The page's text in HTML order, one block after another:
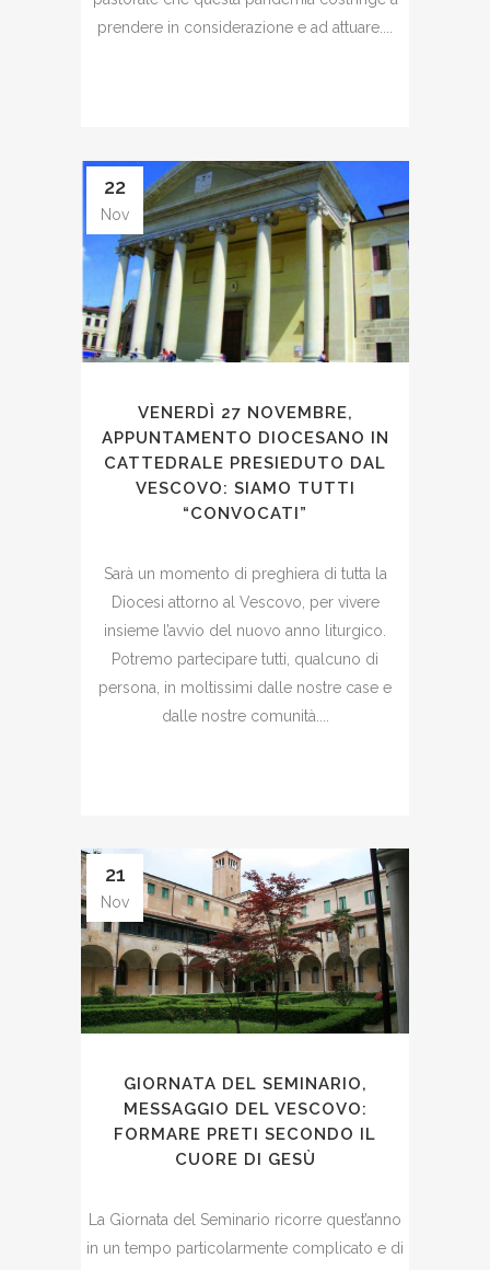
prendere in considerazione e ad attuare....
22
Nov
VENERDÌ 27 NOVEMBRE,
APPUNTAMENTO DIOCESANO IN
CATTEDRALE PRESIEDUTO DAL
VESCOVO: SIAMO TUTTI
“CONVOCATI”
Sarà un momento di preghiera di tutta la
Diocesi attorno al Vescovo, per vivere
insieme l’avvio del nuovo anno liturgico.
Potremo partecipare tutti, qualcuno di
persona, in moltissimi dalle nostre case e
dalle nostre comunità....
21
Nov
GIORNATA DEL SEMINARIO,
MESSAGGIO DEL VESCOVO:
FORMARE PRETI SECONDO IL
CUORE DI GESÙ
La Giornata del Seminario ricorre quest’anno
in un tempo particolarmente complicato e di